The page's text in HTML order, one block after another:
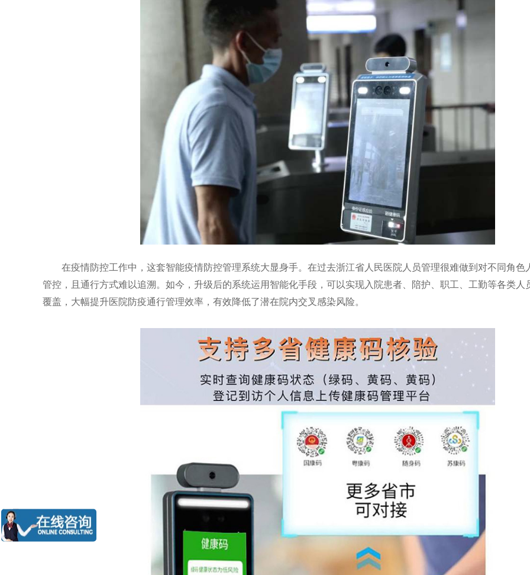
在疫情防控工作中，这套智能疫情防控管理系统大显身手。在过去浙江省人民医院人员管理很难做到对不同角色
管控，且通行方式难以追溯。如今，升级后的系统运用智能化手段，可以实现入院患者、陪护、职工、工勤等各类人
覆盖，大幅提升医院防疫通行管理效率，有效降低了潜在院内交叉感染风险。